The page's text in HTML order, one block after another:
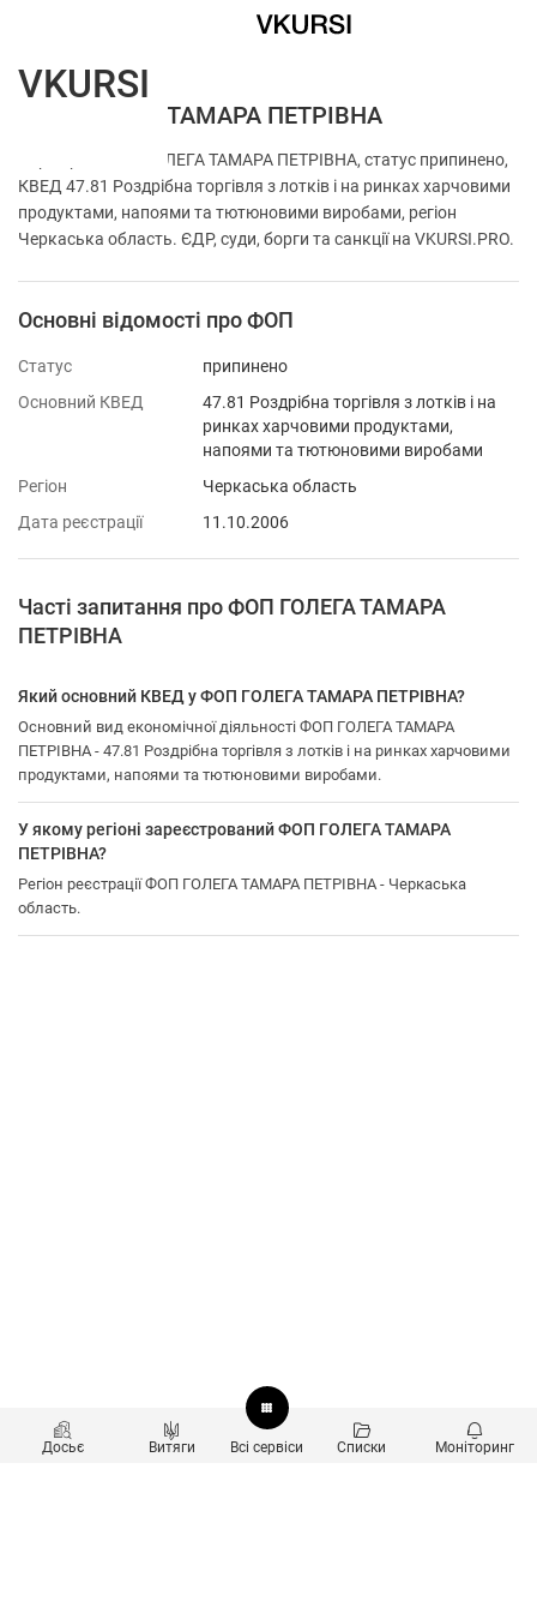
ФОП ГОЛЕГА ТАМАРА ПЕТРІВНА
Перевірка ФОП ГОЛЕГА ТАМАРА ПЕТРІВНА, статус припинено,
КВЕД 47.81 Роздрібна торгівля з лотків і на ринках харчовими
продуктами, напоями та тютюновими виробами, регіон
Черкаська область. ЄДР, суди, борги та санкції на VKURSI.PRO.
Основні відомості про ФОП
Статус
припинено
Основний КВЕД
47.81 Роздрібна торгівля з лотків і на
ринках харчовими продуктами,
напоями та тютюновими виробами
Регіон
Черкаська область
Дата реєстрації
11.10.2006
Часті запитання про ФОП ГОЛЕГА ТАМАРА
ПЕТРІВНА
Який основний КВЕД у ФОП ГОЛЕГА ТАМАРА ПЕТРІВНА?
Основний вид економічної діяльності ФОП ГОЛЕГА ТАМАРА
ПЕТРІВНА - 47.81 Роздрібна торгівля з лотків і на ринках харчовими
продуктами, напоями та тютюновими виробами.
У якому регіоні зареєстрований ФОП ГОЛЕГА ТАМАРА
ПЕТРІВНА?
Регіон реєстрації ФОП ГОЛЕГА ТАМАРА ПЕТРІВНА - Черкаська
область.
Досьє Витяги Всі сервіси Списки Моніторинг
VKURSI